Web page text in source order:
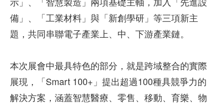
備」、「工業材料」與「新創學研」等三項新主
題，共同串聯電子產業上、中、下游產業鏈。
本次展會中最具特色的部分，就是跨域整合的實際
展現，「Smart 100+」提出超過100種具競爭力的
解決方案，涵蓋智慧醫療、零售、移動、育樂、物